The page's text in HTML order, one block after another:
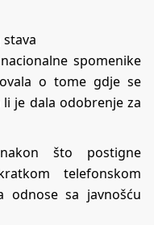
spomenike
o tome gdje se
je dala odobrenje za
što postigne
telefonskom
odnose sa javnošću